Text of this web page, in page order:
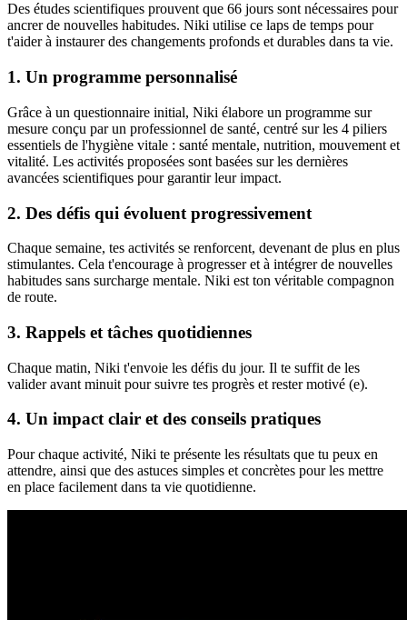
Des études scientifiques prouvent que 66 jours sont nécessaires pour
ancrer de nouvelles habitudes. Niki utilise ce laps de temps pour
t'aider à instaurer des changements profonds et durables dans ta vie.
1. Un programme personnalisé
Grâce à un questionnaire initial, Niki élabore un programme sur
mesure conçu par un professionnel de santé, centré sur les 4 piliers
essentiels de l'hygiène vitale : santé mentale, nutrition, mouvement et
vitalité. Les activités proposées sont basées sur les dernières
avancées scientifiques pour garantir leur impact.
2. Des défis qui évoluent progressivement
Chaque semaine, tes activités se renforcent, devenant de plus en plus
stimulantes. Cela t'encourage à progresser et à intégrer de nouvelles
habitudes sans surcharge mentale. Niki est ton véritable compagnon
de route.
3. Rappels et tâches quotidiennes
Chaque matin, Niki t'envoie les défis du jour. Il te suffit de les
valider avant minuit pour suivre tes progrès et rester motivé (e).
4. Un impact clair et des conseils pratiques
Pour chaque activité, Niki te présente les résultats que tu peux en
attendre, ainsi que des astuces simples et concrètes pour les mettre
en place facilement dans ta vie quotidienne.